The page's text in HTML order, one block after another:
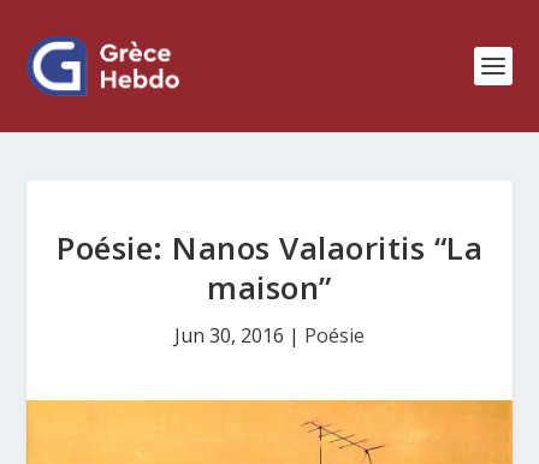
Poésie: Nanos Valaoritis “La
maison”
Jun 30, 2016 | Poésie